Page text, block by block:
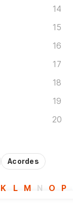
Acordes
K L M N O P